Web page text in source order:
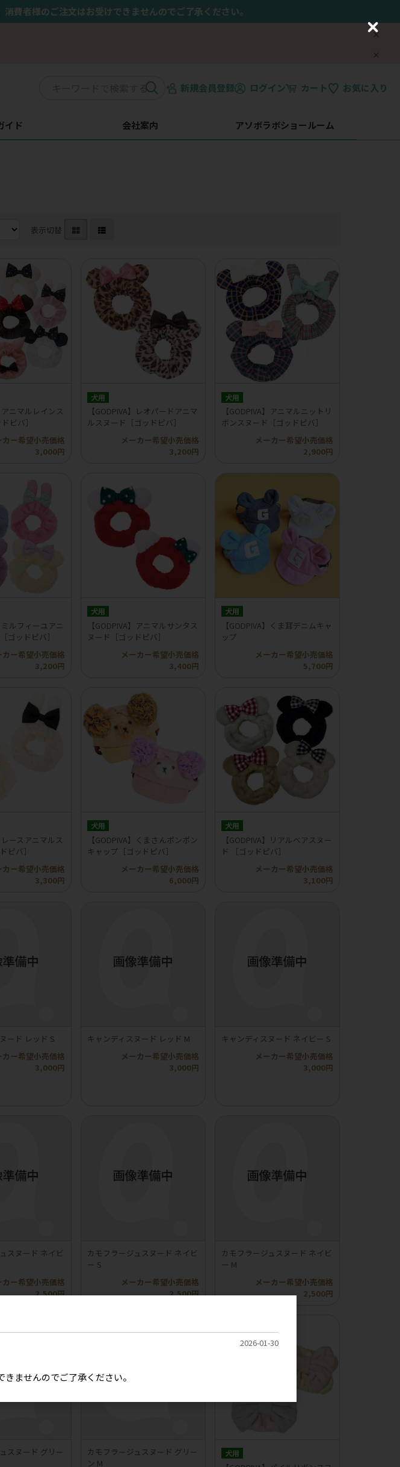
費者様のご注文はお受けできませんのでご了承ください。
新規会員登録 ログイン カート お気に入り
イド 会社案内 アソボラボショールーム
表示切替
アニマルレインス
ピバ］
カー希望小売価格
3,000円
犬用
【GODPIVA】レオパードアニマ
ルスヌード［ゴッドピバ］
メーカー希望小売価格
3,200円
犬用
【GODPIVA】アニマルニットリ
ボンスヌード［ゴッドピバ］
メーカー希望小売価格
2,900円
ミルフィーユアニ
ゴッドピバ］
カー希望小売価格
3,200円
犬用
【GODPIVA】アニマルサンタス
ヌード［ゴッドピバ］
メーカー希望小売価格
3,400円
犬用
【GODPIVA】くま耳デニムキャ
ップ
メーカー希望小売価格
5,700円
レースアニマルス
ピバ］
カー希望小売価格
3,300円
犬用
【GODPIVA】くまさんポンポン
キャップ［ゴッドピバ］
メーカー希望小売価格
6,000円
犬用
【GODPIVA】リアルベアスヌー
ド ［ゴッドピバ］
メーカー希望小売価格
3,100円
ード レッド S
カー希望小売価格
3,000円
キャンディスヌード レッド M
メーカー希望小売価格
3,000円
キャンディスヌード ネイビー S
メーカー希望小売価格
3,000円
スヌード ネイビ
カー希望小売価格
2,500円
カモフラージュスヌード ネイビ
ー S
メーカー希望小売価格
2,500円
カモフラージュスヌード ネイビ
ー M
メーカー希望小売価格
2,500円
スヌード グリー
カモフラージュスヌード グリー
ン M
犬用
2026-01-30
ませんのでご了承ください。
C
o